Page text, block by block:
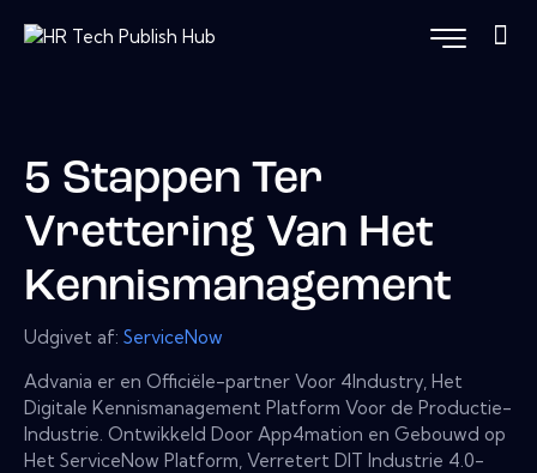
5 Stappen Ter
Vrettering Van Het
Kennismanagement
Udgivet af: ServiceNow
Advania er en Officiële-partner Voor 4Industry, Het
Digitale Kennismanagement Platform Voor de Productie-
Industrie. Ontwikkeld Door App4mation en Gebouwd op
Het ServiceNow Platform, Verretert DIT Industrie 4.0-